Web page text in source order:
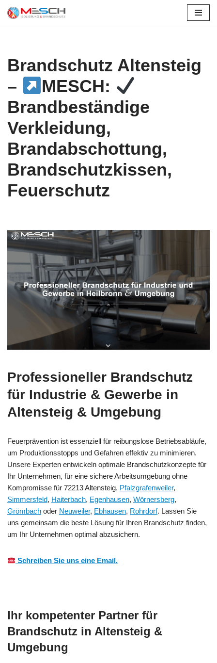
Brandschutz Altensteig
–
MESCH:
Brandbeständige
Verkleidung,
Brandabschottung,
Brandschutzkissen,
Feuerschutz
Professioneller Brandschutz
für Industrie & Gewerbe in
Altensteig & Umgebung
Feuerprävention ist essenziell für reibungslose Betriebsabläufe,
um Produktionsstopps und Gefahren effektiv zu minimieren.
Unsere Experten entwickeln optimale Brandschutzkonzepte für
Ihr Unternehmen, für eine sichere Arbeitsumgebung ohne
Kompromisse für 72213 Altensteig, Pfalzgrafenweiler,
Simmersfeld, Haiterbach, Egenhausen, Wörnersberg,
Grömbach oder Neuweiler, Ebhausen, Rohrdorf. Lassen Sie
uns gemeinsam die beste Lösung für Ihren Brandschutz finden,
um Ihr Unternehmen optimal abzusichern.
Schreiben Sie uns eine Email.
Ihr kompetenter Partner für
Brandschutz in Altensteig &
Umgebung